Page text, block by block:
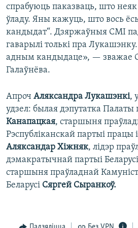
спрабуюць паказваць, што
ўладу. Яны кажуць, што вось
кандыдат“. Дзяржаўныя СМІ
гаварылі толькі пра Лукашэнку.
адным кандыдаце», — зважае
Галаўнёва.
Апроч Аляксандра Лукашэнкі,
удзел: былая дэпутатка Палаты
Канапацкая, старшыня
Рэспубліканскай партыі працы
Аляксандар Хіжняк, лідэр
дэмакратычнай партыі Беларусі
старшыня праўладнай
Беларусі Сяргей Сыранкоў.